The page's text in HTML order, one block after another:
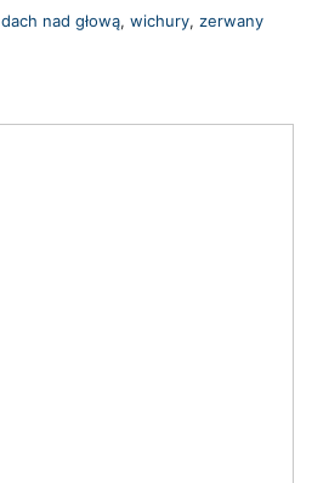
nad głową, wichury, zerwany